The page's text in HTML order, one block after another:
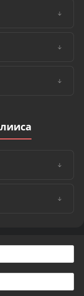
↓
↓
↓
↓
↓